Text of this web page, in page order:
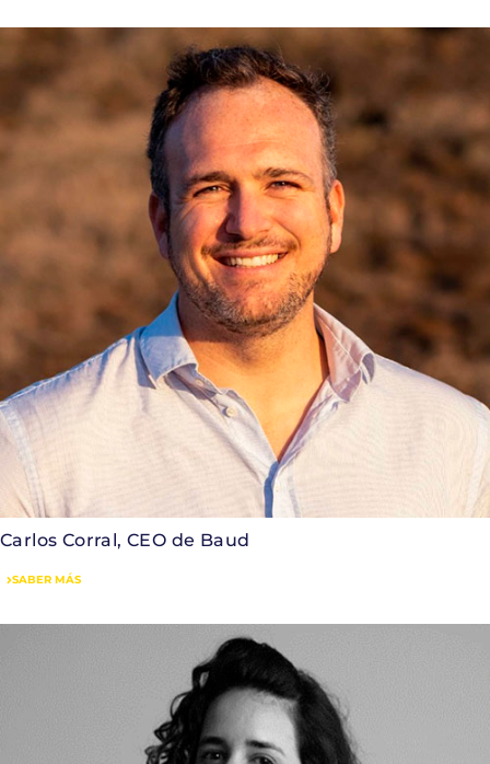
Carlos Corral, CEO de Baud
SABER MÁS